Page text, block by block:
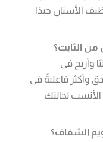
الأسنان جيدًا
الثابت؟
وأريح في
وأكثر فاعليةً في
لحالتك
الشفاف؟